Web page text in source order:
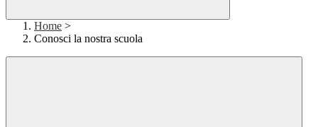
Home >
Conosci la nostra scuola